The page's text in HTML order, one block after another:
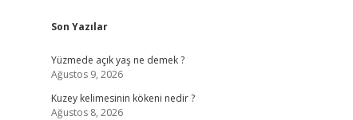
Sidebar
Son Yazılar
Yüzmede açık yaş ne demek ?
Ağustos 9, 2026
Kuzey kelimesinin kökeni nedir ?
Ağustos 8, 2026